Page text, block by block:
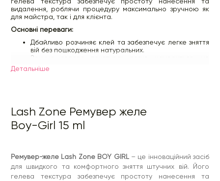
видалення, роблячи процедуру максимально зручною як
для майстра, так і для клієнта.
Основні переваги:
Дбайливо розчиняє клей та забезпечує легке зняття
вій без пошкодження натуральних.
Зручна гелева текстура: легко наноситься, не
розтікається та повністю очищується.
Абсолютний комфорт: не викликає печіння та не
професійних майстрів, які прагнуть забезпечити
своїм клієнтам комфорт і високий рівень
обслуговування.
Країна виробник:Південна Корея
Об'єм засобу:15 мл
Детальнiше
Lash Zone Ремувер желе
Boy-Girl 15 ml
Ремувер-желе Lash Zone BOY GIRL– це інноваційний засіб
для швидкого та комфортного зняття штучних вій. Його
гелева текстура забезпечує простоту нанесення та